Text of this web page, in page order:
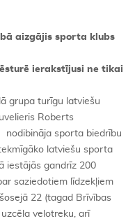
aizgājis sporta klubs
ierakstījusi ne tikai
grupa turīgu latviešu
Roberts
nodibināja sporta biedrību
latviešu sporta
iestājās gandrīz 200
saziedotiem līdzekļiem
22 (tagad Brīvības
velotreku, arī